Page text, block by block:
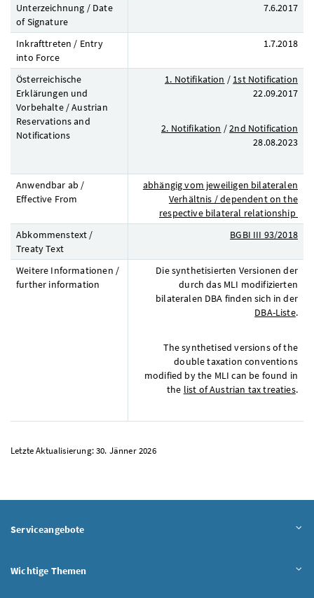
Unterzeichnung / Date
of Signature
7.6.2017
Inkrafttreten / Entry
into Force
1.7.2018
Österreichische
Erklärungen und
Vorbehalte / Austrian
Reservations and
Notifications
1. Notifikation / 1st Notification
22.09.2017
2. Notifikation /2nd Notification
28.08.2023
Anwendbar ab /
Effective From
abhängig vom jeweiligen bilateralen
Verhältnis /dependent on the
respective bilateral relationship
Abkommenstext /
Treaty Text
BGBI III 93/2018
Weitere Informationen /
further information
Die synthetisierten Versionen der
durch das MLI modifizierten
bilateralen DBA finden sich in der
DBA-Liste.
The synthetised versions of the
double taxation conventions
modified by the MLI can be found in
the list of Austrian tax treaties.
Letzte Aktualisierung: 30. Jänner 2026
Serviceangebote
Wichtige Themen